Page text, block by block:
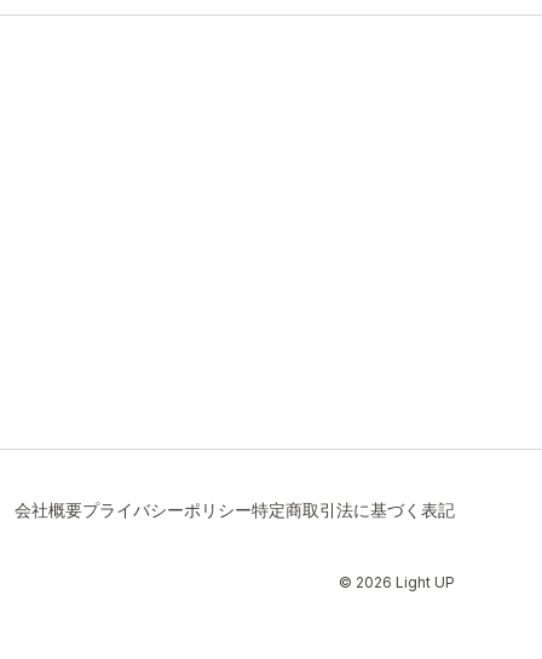
会社概要プライバシーポリシー特定商取引法に基づく表記
© 2026 Light UP